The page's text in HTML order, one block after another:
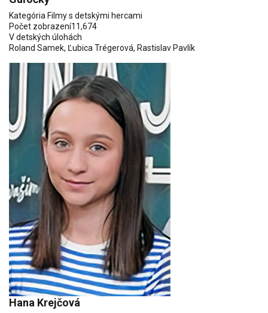
Kategória Filmy s detskými hercami
Počet zobrazení11,674
V detských úlohách
Roland Samek, Ľubica Trégerová, Rastislav Pavlík
Hana Krejčová